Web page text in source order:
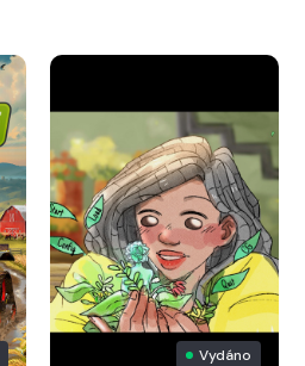
Vydáno